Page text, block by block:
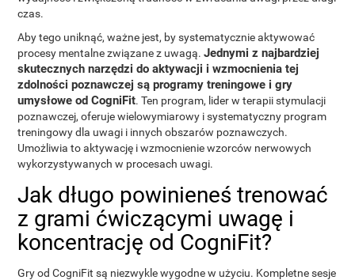
czas.
Aby tego uniknąć, ważne jest, by systematycznie aktywować
procesy mentalne związane z uwagą.Jednymi z najbardziej
skutecznych narzędzi do aktywacji i wzmocnienia tej
zdolności poznawczej są programy treningowe i gry
umysłowe od CogniFit. Ten program, lider w terapii stymulacji
poznawczej, oferuje wielowymiarowy i systematyczny program
treningowy dla uwagi i innych obszarów poznawczych.
Umożliwia to aktywację i wzmocnienie wzorców nerwowych
wykorzystywanych w procesach uwagi.
Jak długo powinieneś trenować
z grami ćwiczącymi uwagę i
koncentrację od CogniFit?
Gry od CogniFit są niezwykle wygodne w użyciu. Kompletne sesje